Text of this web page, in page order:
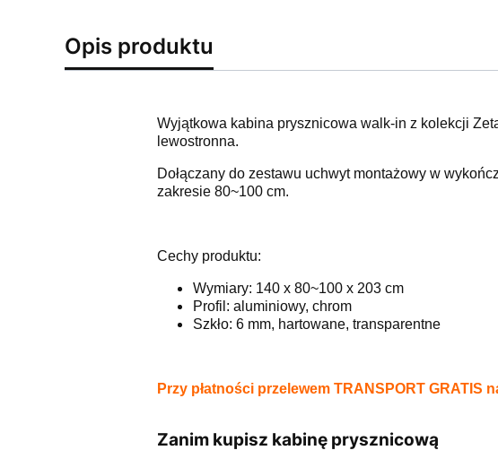
Opis produktu
Wyjątkowa kabina prysznicowa walk-in z kolekcji
lewostronna.
Dołączany do zestawu uchwyt montażowy w
zakresie 80~100 cm.
Cechy produktu:
Wymiary: 140 x 80~100 x 203 cm
Profil: aluminiowy, chrom
Szkło: 6 mm, hartowane, transparentne
Przy płatności przelewem TRANSPORT GRATIS
Zanim kupisz kabinę prysznicową